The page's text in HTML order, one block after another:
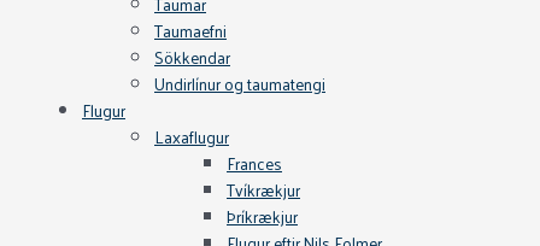
Taumaefni
Sökkendar
Undirlínur og taumatengi
Flugur
Laxaflugur
Frances
Tvíkrækjur
Þríkrækjur